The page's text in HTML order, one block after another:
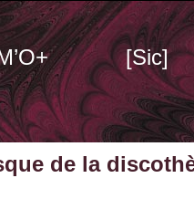
[Sic]
de la